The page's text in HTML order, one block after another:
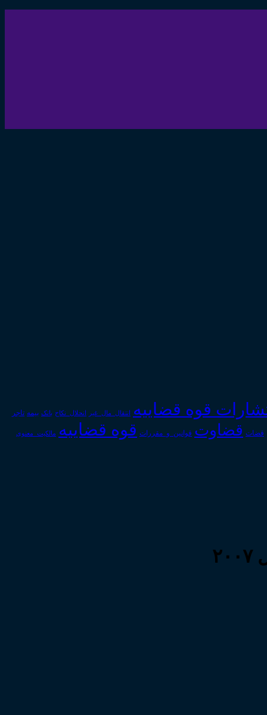
قوه قضاییه انتقال_مال_غیر انحلال_نکاح بانک بیمه تاجر
قضات قضاوت قوانین_و_مقررات قوه قضاییه مالکیت_معنوی